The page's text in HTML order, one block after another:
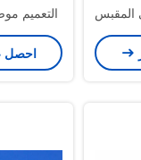
التعميم
احصل